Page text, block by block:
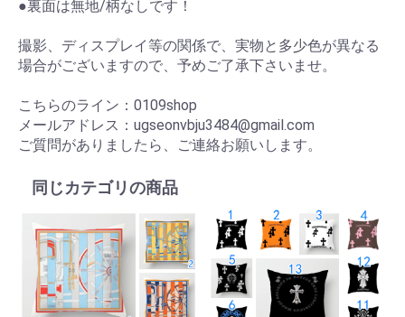
●裏面は無地/柄なしです！
撮影、ディスプレイ等の関係で、実物と多少色が異なる
場合がございますので、予めご了承下さいませ。
こちらのライン：0109shop
メールアドレス：ugseonvbju3484@gmail.com
ご質問がありましたら、ご連絡お願いします。
同じカテゴリの商品